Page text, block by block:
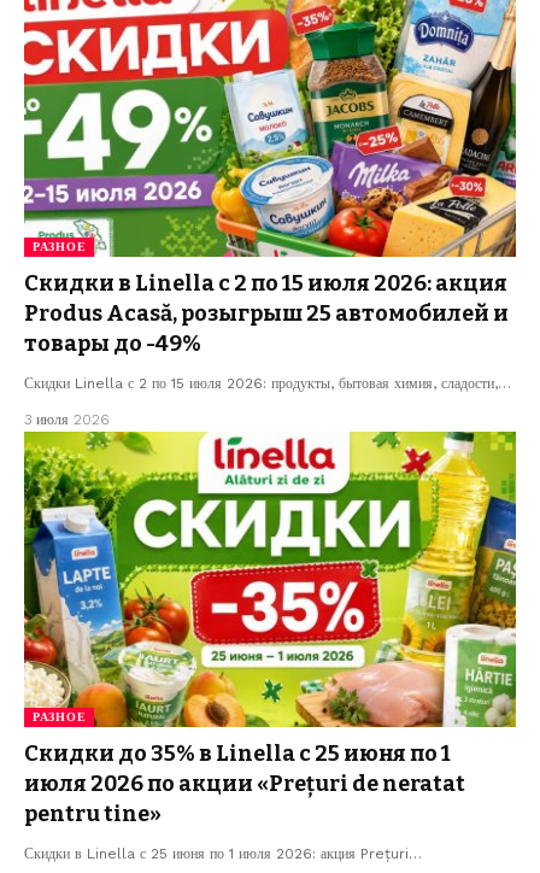
РАЗНОЕ
Скидки в Linella с 2 по 15 июля 2026: акция
Produs Acasă, розыгрыш 25 автомобилей и
товары до -49%
Скидки Linella с 2 по 15 июля 2026: продукты, бытовая химия, сладости,…
3 июля 2026
РАЗНОЕ
Скидки до 35% в Linella с 25 июня по 1
июля 2026 по акции «Prețuri de neratat
pentru tine»
Скидки в Linella с 25 июня по 1 июля 2026: акция Prețuri…